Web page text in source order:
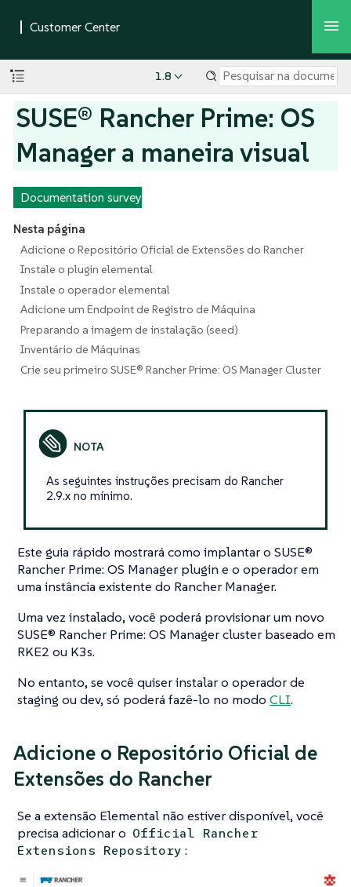
1.8
SUSE® Rancher Prime: OS
Manager a maneira visual
Documentation survey
Nesta página
Adicione o Repositório Oficial de Extensões do Rancher
Instale o plugin elemental
Instale o operador elemental
Adicione um Endpoint de Registro de Máquina
Preparando a imagem de instalação (seed)
Inventário de Máquinas
Crie seu primeiro SUSE® Rancher Prime: OS Manager Cluster
As seguintes instruções precisam do Rancher
2.9.x no mínimo.
Este guia rápido mostrará como implantar o SUSE®
Rancher Prime: OS Manager plugin e o operador em
uma instância existente do Rancher Manager.
Uma vez instalado, você poderá provisionar um novo
SUSE® Rancher Prime: OS Manager cluster baseado em
RKE2 ou K3s.
No entanto, se você quiser instalar o operador de
staging ou dev, só poderá fazê-lo no modo CLI.
Adicione o Repositório Oficial de
Extensões do Rancher
Se a extensão Elemental não estiver disponível, você
precisa adicionar o Official Rancher
Extensions Repository :